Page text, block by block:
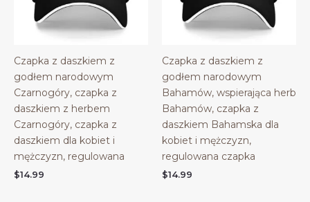
Czapka z daszkiem z
godłem narodowym
Czarnogóry, czapka z
daszkiem z herbem
Czarnogóry, czapka z
daszkiem dla kobiet i
mężczyzn, regulowana
$14.99
Czapka z daszkiem z
godłem narodowym
Bahamów, wspierająca herb
Bahamów, czapka z
daszkiem Bahamska dla
kobiet i mężczyzn,
regulowana czapka
$14.99